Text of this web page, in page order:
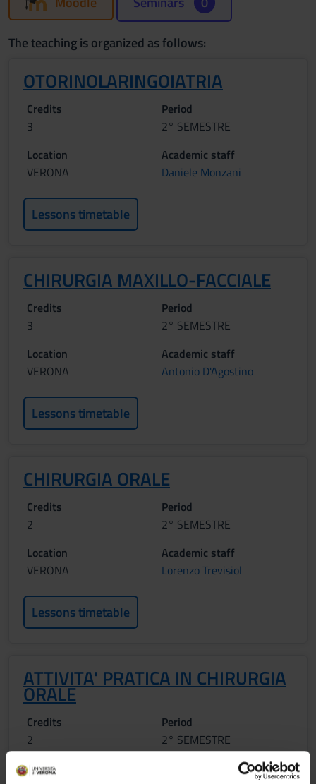
The teaching is organized as follows:
OTORINOLARINGOIATRIA
Credits
3
Period
2° SEMESTRE
Location
VERONA
Academic staff
Daniele Monzani
Lessons timetable
CHIRURGIA MAXILLO-FACCIALE
Credits
3
Period
2° SEMESTRE
Location
VERONA
Academic staff
Antonio D'Agostino
Lessons timetable
CHIRURGIA ORALE
Credits
2
Period
2° SEMESTRE
Location
VERONA
Academic staff
Lorenzo Trevisiol
Lessons timetable
ATTIVITA' PRATICA IN CHIRURGIA
ORALE
Credits
2
Period
2° SEMESTRE
Location